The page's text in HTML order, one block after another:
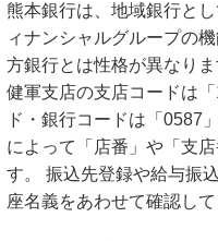
熊本銀行は、地域銀行と
ィナンシャルグループの
方銀行とは性格が異なりま
健軍支店の支店コードは
ド・銀行コードは「0587
によって「店番」や「支
す。 振込先登録や給与振
座名義をあわせて確認して